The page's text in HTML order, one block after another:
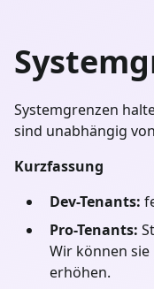
Systemgrenzen
sind unabhängig
Kurzfassung
Dev-Tenants:
Pro-Tenants:
Wir können
erhöhen.